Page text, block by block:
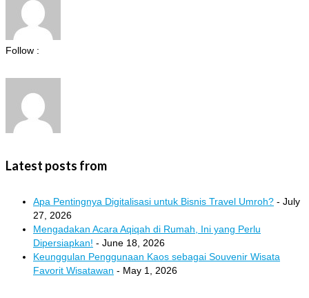
Follow :
Latest posts from
Apa Pentingnya Digitalisasi untuk Bisnis Travel Umroh? - July
27, 2026
Mengadakan Acara Aqiqah di Rumah, Ini yang Perlu
Dipersiapkan! - June 18, 2026
Keunggulan Penggunaan Kaos sebagai Souvenir Wisata
Favorit Wisatawan - May 1, 2026